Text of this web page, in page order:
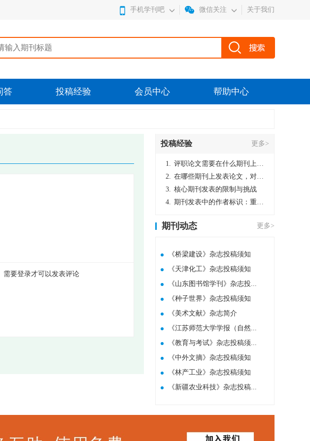
手机学刊吧 微信关注 关于我们
答 投稿经验 会员中心 帮助中心
需要登录才可以发表评论
投稿经验 更多>
1. 评职论文需要在什么期刊上发表？
2. 在哪些期刊上发表论文，对考研有优势？
3. 核心期刊发表的限制与挑战
4. 期刊发表中的作者标识：重要性与实践
期刊动态 更多>
《桥梁建设》杂志投稿须知
《天津化工》杂志投稿须知
《山东图书馆学刊》杂志投...
《种子世界》杂志投稿须知
​《美术文献》杂志简介
《江苏师范大学学报（自然...
《教育与考试》杂志投稿须...
《中外文摘》杂志投稿须知
《林产工业》杂志投稿须知
《新疆农业科技》杂志投稿...